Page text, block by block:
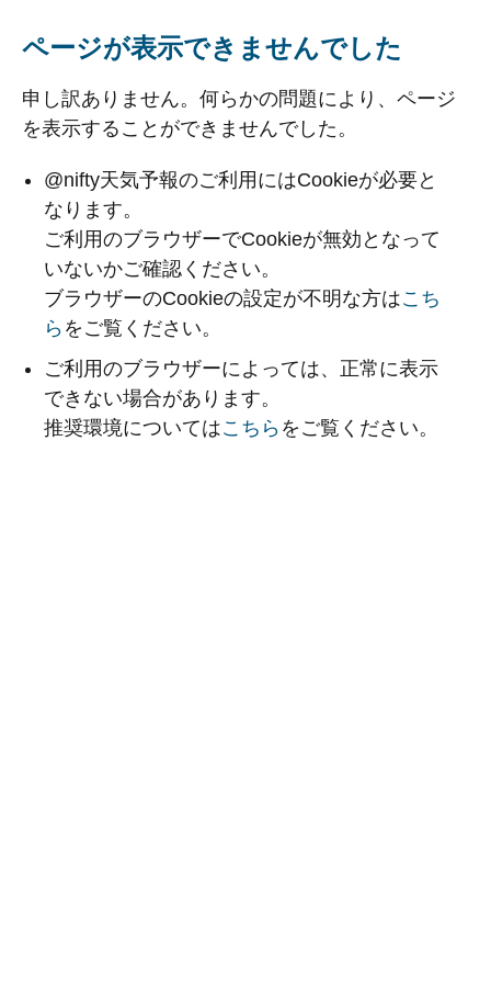
ページが表示できませんでした
申し訳ありません。何らかの問題により、ページ
を表示することができませんでした。
@nifty天気予報のご利用にはCookieが必要と
なります。
ご利用のブラウザーでCookieが無効となって
いないかご確認ください。
ブラウザーのCookieの設定が不明な方はこち
ら をご覧ください。
ご利用のブラウザーによっては、正常に表示
できない場合があります。
推奨環境についてはこちら をご覧ください。